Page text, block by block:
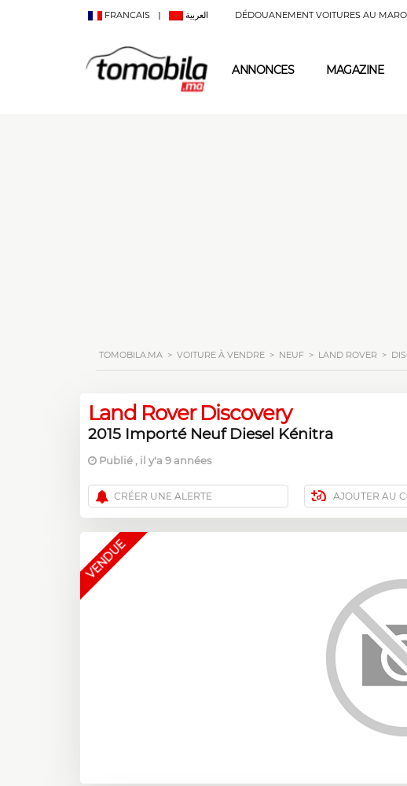
FRANCAIS العربية DÉDOUANEMENT VOITURES AU
ANNONCES MAGAZINE
TOMOBILA.MA > VOITURE À VENDRE > NEUF > LAND ROVER >
Land Rover Discovery
2015 Importé Neuf Diesel Kénitra
Publié , il y'a 9 années
CRÉER UNE ALERTE AJOUTER AU
VENDUE